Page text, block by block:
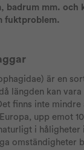
badrum mm. och
fuktproblem.
är en
längden kan vara
finns inte
upp emot
i
omständigheter